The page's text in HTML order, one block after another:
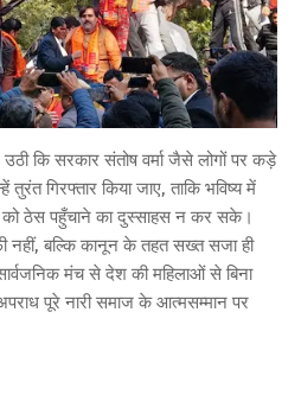
कि सरकार संतोष वर्मा जैसे लोगों पर कड़े
गिरफ्तार किया जाए, ताकि भविष्य में
को ठेस पहुँचाने का दुस्साहस न कर सके।
नहीं, बल्कि कानून के तहत सख्त सजा ही
सार्वजनिक मंच से देश की महिलाओं से बिना
अपराध पूरे नारी समाज के आत्मसम्मान पर